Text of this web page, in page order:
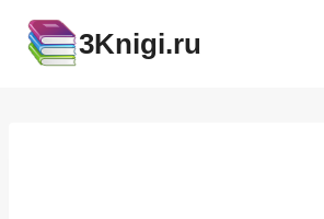
содержимому
3Knigi.ru